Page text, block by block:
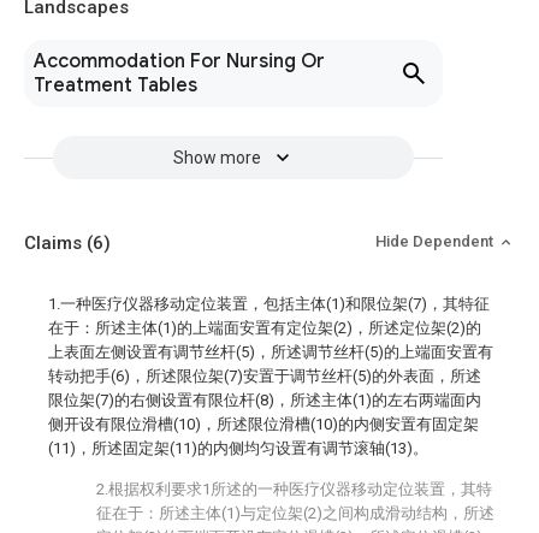
Landscapes
Accommodation For Nursing Or
Treatment Tables
Show more
Claims (6) Hide Dependent
1.一种医疗仪器移动定位装置，包括主体(1)和限位架(7)，其特征
在于：所述主体(1)的上端面安置有定位架(2)，所述定位架(2)的
上表面左侧设置有调节丝杆(5)，所述调节丝杆(5)的上端面安置有
转动把手(6)，所述限位架(7)安置于调节丝杆(5)的外表面，所述
限位架(7)的右侧设置有限位杆(8)，所述主体(1)的左右两端面内
侧开设有限位滑槽(10)，所述限位滑槽(10)的内侧安置有固定架
(11)，所述固定架(11)的内侧均匀设置有调节滚轴(13)。
2.根据权利要求1所述的一种医疗仪器移动定位装置，其特
征在于：所述主体(1)与定位架(2)之间构成滑动结构，所述